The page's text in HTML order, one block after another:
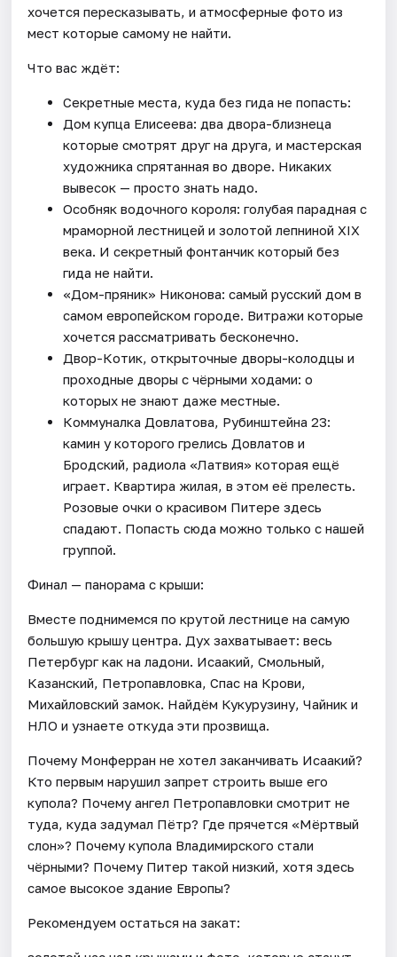
хочется пересказывать, и атмосферные фото из
мест которые самому не найти.
Что вас ждёт:
Секретные места, куда без гида не попасть:
Дом купца Елисеева: два двора-близнеца
которые смотрят друг на друга, и мастерская
художника спрятанная во дворе. Никаких
вывесок — просто знать надо.
Особняк водочного короля: голубая парадная с
мраморной лестницей и золотой лепниной XIX
века. И секретный фонтанчик который без
гида не найти.
«Дом-пряник» Никонова: самый русский дом в
самом европейском городе. Витражи которые
хочется рассматривать бесконечно.
Двор-Котик, открыточные дворы-колодцы и
проходные дворы с чёрными ходами: о
которых не знают даже местные.
Коммуналка Довлатова, Рубинштейна 23:
камин у которого грелись Довлатов и
Бродский, радиола «Латвия» которая ещё
играет. Квартира жилая, в этом её прелесть.
Розовые очки о красивом Питере здесь
спадают. Попасть сюда можно только с нашей
группой.
Финал — панорама с крыши:
Вместе поднимемся по крутой лестнице на самую
большую крышу центра. Дух захватывает: весь
Петербург как на ладони. Исаакий, Смольный,
Казанский, Петропавловка, Спас на Крови,
Михайловский замок. Найдём Кукурузину, Чайник и
НЛО и узнаете откуда эти прозвища.
Почему Монферран не хотел заканчивать Исаакий?
Кто первым нарушил запрет строить выше его
купола? Почему ангел Петропавловки смотрит не
туда, куда задумал Пётр? Где прячется «Мёртвый
слон»? Почему купола Владимирского стали
чёрными? Почему Питер такой низкий, хотя здесь
самое высокое здание Европы?
Рекомендуем остаться на закат: